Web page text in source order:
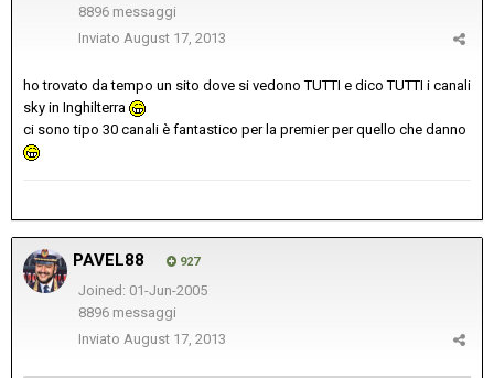
8896 messaggi
Inviato August 17, 2013
ho trovato da tempo un sito dove si vedono TUTTI e dico TUTTI i canali
sky in Inghilterra
ci sono tipo 30 canali è fantastico per la premier per quello che danno
PAVEL88 927
Joined: 01-Jun-2005
8896 messaggi
Inviato August 17, 2013